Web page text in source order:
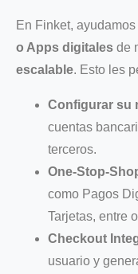
En Finket,
o Apps digitales de
escalable. Esto les
Configurar su
cuentas
terceros.
One-Stop-
como Pagos
Tarjetas, entre
Checkout
usuario y